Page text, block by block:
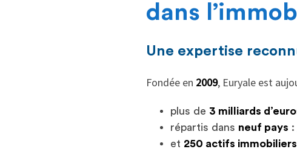
dans
Une expertise
Fondée en 2009, Euryale est
plus de 3 milliards
répartis dans neuf pays :
et 250 actifs immobiliers